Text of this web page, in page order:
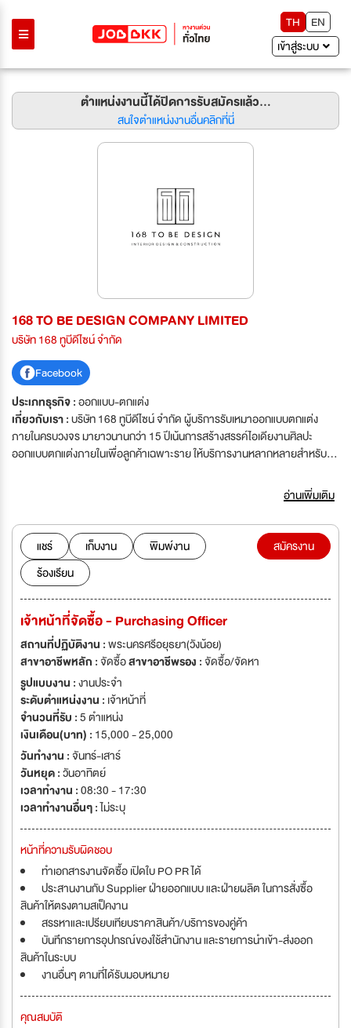
TH
EN
เข้าสู่ระบบ
ตำแหน่งงานนี้ได้ปิดการรับสมัครแล้ว...
สนใจตำแหน่งงานอื่นคลิกที่นี่
168 TO BE DESIGN COMPANY LIMITED
บริษัท 168 ทูบีดีไซน์ จำกัด
Facebook
ประเภทธุรกิจ :ออกแบบ-ตกแต่ง
เกี่ยวกับเรา :บริษัท 168 ทูบีดีไซน์ จำกัด ผู้บริการรับเหมาออกแบบตกแต่ง
ภายในครบวงจร มายาวนานกว่า 15 ปีเน้นการสร้างสรรค์ไอเดียงานศิลปะ
ออกแบบตกแต่งภายในเพื่อลูกค้าเฉพาะราย ให้บริการงานหลากหลายสำหรับ
บ้านพักอาศัย คอนโด เค้าเตอร์แบรนด์ ร้านอาหาร สำนักงาน คลินิก โรง
พยาบาล บูธแสดงสินค้า โชว์รูม ยึดหลักการออกแบบตามหลักสถาปัตยกรรม
และวิศวกรรมอย่างเคร่งครัด ทีมงานพร้อมสร้างสรรค์ผลงาแบบเน้นคุณค่า ดูแล
ใส่ใจทุกรายละเอียด ส่งมอบงานถึงมือลูกค้าอย่างสมบูรณ์แบบ ทางบริษัทยึดถือ
นโยบายสร้างผลงานที่ดีมีคุณภาพ ส่งมอบงานตรงเวลาเพื่อให้ลูกค้าไว้วางใจ
หลักการออกแบบเน้นความคงทนสวยงานตลอดกาลเวลาและยึดมั่นการออกแบบ
มาพร้อมกับฟังค์ชั่นที่ตอบโจทย์ลูกค้ามากที่สุด นอกจากนี้เรายังให้ความสำคัญ
กับบุคลิกภาพของแต่ละบุคคล เพื่อสร้างสรรค์ตัวตนออกมาเป็นผลงานที่มีสไตล์
และฟังค์ชั่นที่ตอบโจทย์ลูกค้า เราให้บริการแบบครบวงจร สะดวก รวดเร็ว หมด
กังวลเรื่องปัญหาระหว่างการทำงาน พร้อมส่งมอบผลงานถึงลูกค้าด้วยความสุข
และรอยยิ้ม
อ่านเพิ่มเติม
แชร์ เก็บงาน
พิมพ์งาน
ร้องเรียน
สมัครงาน
เจ้าหน้าที่จัดซื้อ - Purchasing Officer
สถานที่ปฏิบัติงาน :พระนครศรีอยุธยา(วังน้อย)
สาขาอาชีพหลัก :จัดซื้อสาขาอาชีพรอง :จัดซื้อ/จัดหา
รูปแบบงาน :งานประจำ
ระดับตำแหน่งงาน : เจ้าหน้าที่
จำนวนที่รับ :5 ตำแหน่ง
เงินเดือน(บาท) : 15,000 - 25,000
วันทำงาน :จันทร์-เสาร์
วันหยุด :วันอาทิตย์
เวลาทำงาน :08:30 - 17:30
เวลาทำงานอื่นๆ :ไม่ระบุ
หน้าที่ความรับผิดชอบ
ทำเอกสารงานจัดซื้อ เปิดใบ PO PR ได้
ประสานงานกับ Supplier ฝ่ายออกแบบ และฝ่ายผลิต ในการสั่งซื้อ
สินค้าให้ตรงตามสเป็คงาน
สรรหาและเปรียบเทียบราคาสินค้า/บริการของคู่ค้า
บันทึกรายการอุปกรณ์ของใช้สำนักงาน และรายการนำเข้า-ส่งออก
สินค้าในระบบ
งานอื่นๆ ตามที่ได้รับมอบหมาย
คุณสมบัติ